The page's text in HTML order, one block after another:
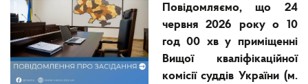
Повідомляємо, що 24
червня 2026 року о 10
год 00 хв у приміщенні
Вищої кваліфікаційної
комісії суддів України (м.